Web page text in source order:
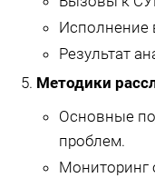
Исполнение
Результат
Методики
Основные
проблем.
Мониторинг